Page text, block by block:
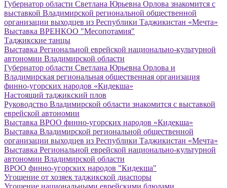
Губернатор области Светлана Юрьевна Орлова знакомится с
выставкой Владимирской региональной общественной
организации выходцев из Республики Таджикистан «Мечта»
Выставка ВРЕНКОО "Месопотамия"
Таджикские танцы
Выставка Региональной еврейской национально-культурной
автономии Владимирской области
Губернатор области Светлана Юрьевна Орлова и
Владимирская региональная общественная организация
финно-угорских народов «Кидекша»
Настоящий таджикский плов
Руководство Владимирской области знакомится с выставкой
еврейской автономии
Выставка ВРОО финно-угорских народов «Кидекша»
Выставка Владимирской региональной общественной
организации выходцев из Республики Таджикистан «Мечта»
Выставка Региональной еврейской национально-культурной
автономии Владимирской области
ВРОО финно-угорских народов "Кидекша"
Угощение от хозяек таджикской диаспоры
Угощение национальными еврейскими блюдами